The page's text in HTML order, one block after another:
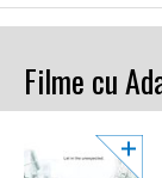
Filme cu